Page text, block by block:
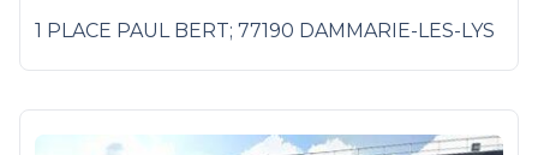
1 PLACE PAUL BERT; 77190 DAMMARIE-LES-LYS